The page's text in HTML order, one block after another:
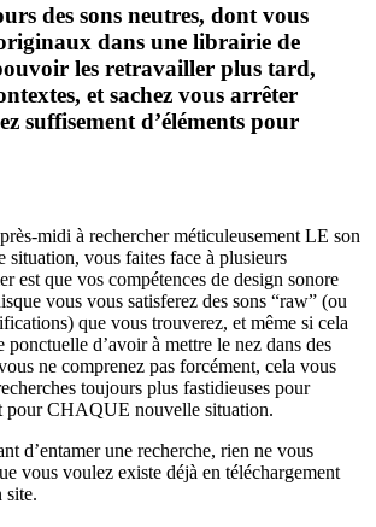
des sons neutres, dont vous
dans une librairie de
les retravailler plus tard,
et sachez vous arrêter
suffisement d’éléments pour
midi à rechercher méticuleusement LE son
situation, vous faites face à plusieurs
est que vos compétences de design sonore
vous vous satisferez des sons “raw” (ou
que vous trouverez, et même si cela
ponctuelle d’avoir à mettre le nez dans des
ne comprenez pas forcément, cela vous
toujours plus fastidieuses pour
pour CHAQUE nouvelle situation.
d’entamer une recherche, rien ne vous
vous voulez existe déjà en téléchargement
site.